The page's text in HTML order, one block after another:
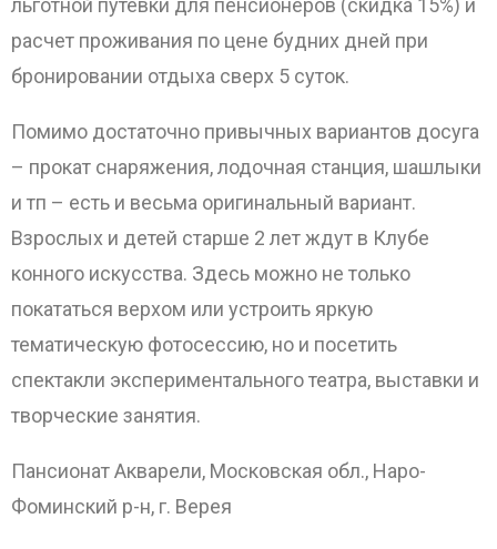
льготной путевки для пенсионеров (скидка 15%) и
расчет проживания по цене будних дней при
бронировании отдыха сверх 5 суток.
Помимо достаточно привычных вариантов досуга
– прокат снаряжения, лодочная станция, шашлыки
и тп – есть и весьма оригинальный вариант.
Взрослых и детей старше 2 лет ждут в Клубе
конного искусства. Здесь можно не только
покататься верхом или устроить яркую
тематическую фотосессию, но и посетить
спектакли экспериментального театра, выставки и
творческие занятия.
Пансионат Акварели, Московская обл., Наро-
Фоминский р-н, г. Верея